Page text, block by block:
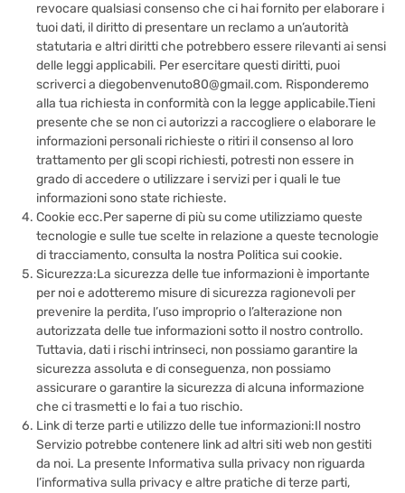
revocare qualsiasi consenso che ci hai fornito per elaborare i
tuoi dati, il diritto di presentare un reclamo a un’autorità
statutaria e altri diritti che potrebbero essere rilevanti ai sensi
delle leggi applicabili. Per esercitare questi diritti, puoi
scriverci a diegobenvenuto80@gmail.com. Risponderemo
alla tua richiesta in conformità con la legge applicabile.Tieni
presente che se non ci autorizzi a raccogliere o elaborare le
informazioni personali richieste o ritiri il consenso al loro
trattamento per gli scopi richiesti, potresti non essere in
grado di accedere o utilizzare i servizi per i quali le tue
informazioni sono state richieste.
Cookie ecc.Per saperne di più su come utilizziamo queste
tecnologie e sulle tue scelte in relazione a queste tecnologie
di tracciamento, consulta la nostra Politica sui cookie.
Sicurezza:La sicurezza delle tue informazioni è importante
per noi e adotteremo misure di sicurezza ragionevoli per
prevenire la perdita, l’uso improprio o l’alterazione non
autorizzata delle tue informazioni sotto il nostro controllo.
Tuttavia, dati i rischi intrinseci, non possiamo garantire la
sicurezza assoluta e di conseguenza, non possiamo
assicurare o garantire la sicurezza di alcuna informazione
che ci trasmetti e lo fai a tuo rischio.
Link di terze parti e utilizzo delle tue informazioni:Il nostro
Servizio potrebbe contenere link ad altri siti web non gestiti
da noi. La presente Informativa sulla privacy non riguarda
l’informativa sulla privacy e altre pratiche di terze parti,